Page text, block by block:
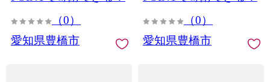
（0）
愛知県豊橋市
（0）
愛知県豊橋市